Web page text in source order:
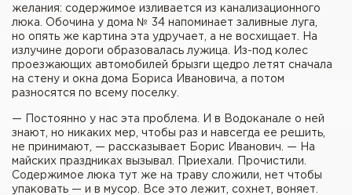
желания: содержимое изливается из канализационного
люка. Обочина у дома № 34 напоминает заливные луга,
но опять же картина эта удручает, а не восхищает. На
излучине дороги образовалась лужица. Из-под колес
проезжающих автомобилей брызги щедро летят сначала
на стену и окна дома Бориса Ивановича, а потом
разносятся по всему поселку.
— Постоянно у нас эта проблема. И в Водоканале о ней
знают, но никаких мер, чтобы раз и навсегда ее решить,
не принимают, — рассказывает Борис Иванович. — На
майских праздниках вызывал. Приехали. Прочистили.
Содержимое люка тут же на траву сложили, нет чтобы
упаковать — и в мусор. Все это лежит, сохнет, воняет.